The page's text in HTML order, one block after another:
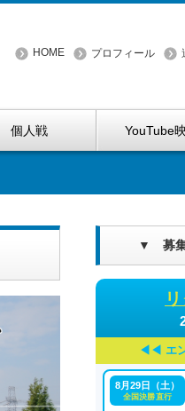
HOME プロフィール
個人戦 YouTube
▼ 募集
エ
8月29日（土）
全国決勝直行